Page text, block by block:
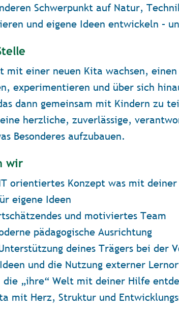
Schwerpunkt auf Natur,
und eigene Ideen entwickeln –
mit einer neuen Kita wachsen,
experimentieren und über sich
dann gemeinsam mit Kindern zu
herzliche, zuverlässige,
Besonderes aufzubauen.
wir
orientiertes Konzept was mit
eigene Ideen
und motiviertes Team
pädagogische Ausrichtung
deines Trägers bei der
und die Nutzung externer
die „ihre“ Welt mit deiner Hilfe
mit Herz, Struktur und